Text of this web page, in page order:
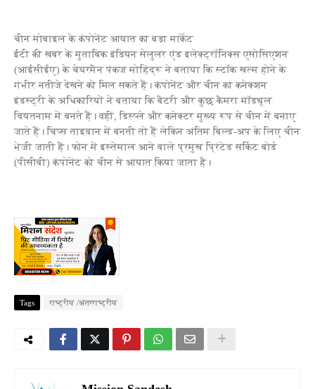
चीन मोबाइल के कंपोनेंट आयात का बड़ा मार्केट
ईटी की खबर के मुताबिक इंडियन सेलुलर एंड इलेक्‍ट्रॉनिक्‍स एसोसिएशन
(आईसीईए) के चेयरमैन पंकज मोहिंद्रू ने बताया कि स्‍टॉक खत्‍म होने के
गंभीर नतीजे देखने को मिल सकते हैं। कंपोनेंट और चीन का कनेक्‍शन
इंडस्‍ट्री के अधिकारियों ने बताया कि बैटरी और कुछ कैमरा मॉड्यूल
वियतनाम में बनते हैं। वहीं, डिस्‍प्‍ले और कनेक्‍टर मुख्‍य रूप से चीन में बनाए
जाते हैं। चिप्‍स ताइवान में बनती तो हैं लेकिन अंतिम बिल्‍ड-अप के लिए चीन
भेजी जाती हैं। फोन में इस्तेमाल आने वाले प्रमुख प्रिंटेड सर्किट बोर्ड
(पीसीबी) कंपोनेंट को चीन से आयात किया जाता है।
Tags राष्ट्रीय /अंतरराष्ट्रीय